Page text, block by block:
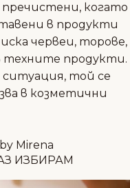
когато
в продукти
червеи, торове,
продукти.
той се
в козметични
by Mirena
ИЗБИРАМ